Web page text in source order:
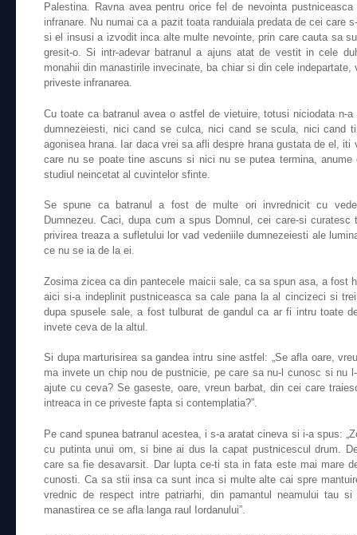
Palestina. Ravna avea pentru orice fel de nevointa
infranare. Nu numai ca a pazit toata randuiala predata de cei care
si el insusi a izvodit inca alte multe nevointe, prin care cauta sa
gresit-o. Si intr-adevar batranul a ajuns atat de vestit in cele
monahii din manastirile invecinate, ba chiar si din cele
priveste infranarea.
Cu toate ca batranul avea o astfel de vietuire, totusi niciodata n-
dumnezeiesti, nici cand se culca, nici cand se scula, nici cand
agonisea hrana. Iar daca vrei sa afli despre hrana gustata de el,
care nu se poate tine ascuns si nici nu se putea termina, anume
studiul neincetat al cuvintelor sfinte.
Se spune ca batranul a fost de multe ori invrednicit cu
Dumnezeu. Caci, dupa cum a spus Domnul, cei care-si curatesc
privirea treaza a sufletului lor vad vedeniile dumnezeiesti ale
ce nu se ia de la ei.
Zosima zicea ca din pantecele maicii sale, ca sa spun asa, a fost
aici si-a indeplinit pustniceasca sa cale pana la al cincizeci si
dupa spusele sale, a fost tulburat de gandul ca ar fi intru toate
invete ceva de la altul.
Si dupa marturisirea sa gandea intru sine astfel: „Se afla oare,
ma invete un chip nou de pustnicie, pe care sa nu-l cunosc si nu
ajute cu ceva? Se gaseste, oare, vreun barbat, din cei care
intreaca in ce priveste fapta si contemplatia?”.
Pe cand spunea batranul acestea, i s-a aratat cineva si i-a spus:
cu putinta unui om, si bine ai dus la capat pustnicescul drum.
care sa fie desavarsit. Dar lupta ce-ti sta in fata este mai mare
cunosti. Ca sa stii insa ca sunt inca si multe alte cai spre
vrednic de respect intre patriarhi, din pamantul neamului tau
manastirea ce se afla langa raul Iordanului”.